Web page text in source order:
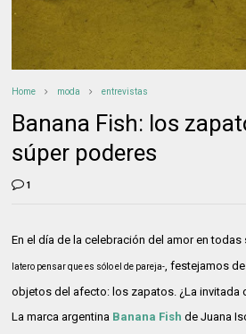
Home moda entrevistas
Banana Fish: los
súper poderes
1
En el día de la celebración del amor en
latero pensar que es sólo el de pareja-, festejamos
objetos del afecto: los zapatos. ¿La invitada
La marca argentina Banana Fish de Juana